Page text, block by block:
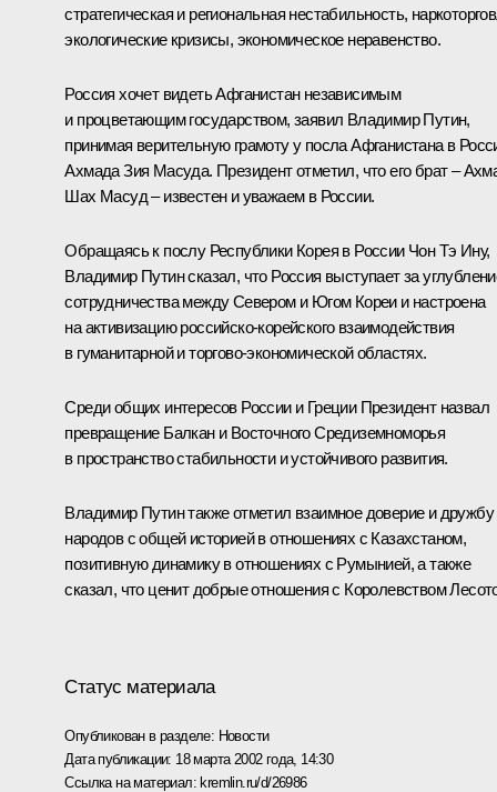
стратегическая и региональная нестабильность,
экологические кризисы, экономическое неравенство.
Россия хочет видеть Афганистан независимым
и процветающим государством, заявил Владимир Путин,
принимая верительную грамоту у посла Афганистана в
Ахмада Зия Масуда. Президент отметил, что его брат –
Шах Масуд – известен и уважаем в России.
Обращаясь к послу Республики Корея в России Чон Тэ Ину,
Владимир Путин сказал, что Россия выступает за
сотрудничества между Севером и Югом Кореи и настроена
на активизацию российско-корейского взаимодействия
в гуманитарной и торгово-экономической областях.
Среди общих интересов России и Греции Президент назвал
превращение Балкан и Восточного Средиземноморья
в пространство стабильности и устойчивого развития.
Владимир Путин также отметил взаимное доверие и дружбу
народов с общей историей в отношениях с Казахстаном,
позитивную динамику в отношениях с Румынией, а также
сказал, что ценит добрые отношения с Королевством
Статус материала
Опубликован в разделе: Новости
Дата публикации: 18 марта 2002 года, 14:30
Ссылка на материал:kremlin.ru/d/26986